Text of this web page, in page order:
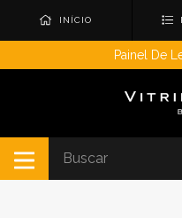
INÍCIO
Painel De